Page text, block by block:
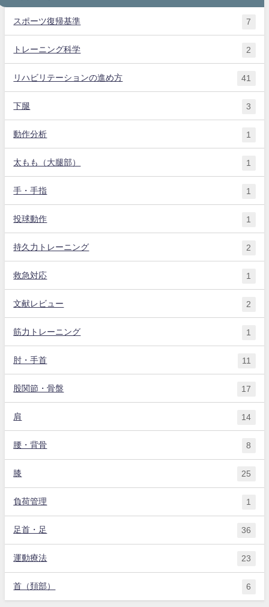
スポーツ復帰基準 7
トレーニング科学 2
リハビリテーションの進め方 41
下腿 3
動作分析 1
太もも（大腿部） 1
手・手指 1
投球動作 1
持久力トレーニング 2
救急対応 1
文献レビュー 2
筋力トレーニング 1
肘・手首 11
股関節・骨盤 17
肩 14
腰・背骨 8
膝 25
負荷管理 1
足首・足 36
運動療法 23
首（頚部） 6